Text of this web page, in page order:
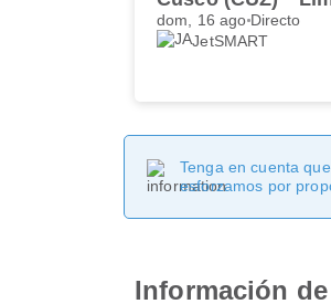
dom, 16 ago Directo
JetSMART
Tenga en cuenta
esforzamos por
Información